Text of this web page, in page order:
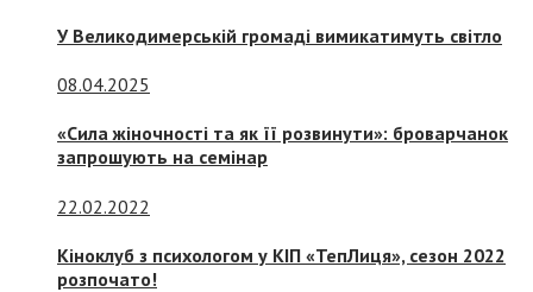
У Великодимерській громаді вимикатимуть світло
08.04.2025
«Сила жіночності та як її розвинути»: броварчанок
запрошують на семінар
22.02.2022
Кіноклуб з психологом у КІП «ТепЛиця», сезон 2022
розпочато!